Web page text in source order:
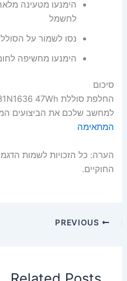
הימנעו מטעינה
לחשמל
נסו לשמור על הסוללה בין
הימנעו מחשיפה לחום
סיכום
למחשב שלכם את הביצועים
המתאימה
הערה: כל הזכויות לשמות
החוקיים.